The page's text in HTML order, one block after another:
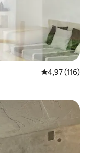
Μέση
4,97 (116)